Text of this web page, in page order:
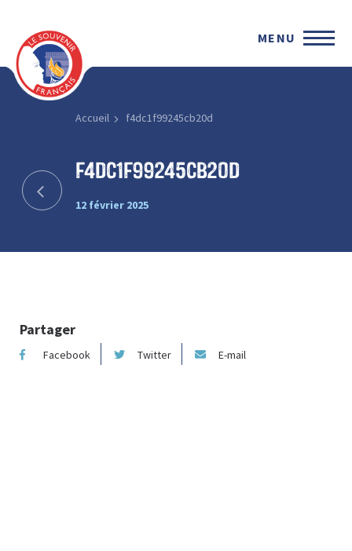
MENU
Accueil f4dc1f99245cb20d
f4dc1f99245cb20d
12 février 2025
Partager
Facebook Twitter E-mail